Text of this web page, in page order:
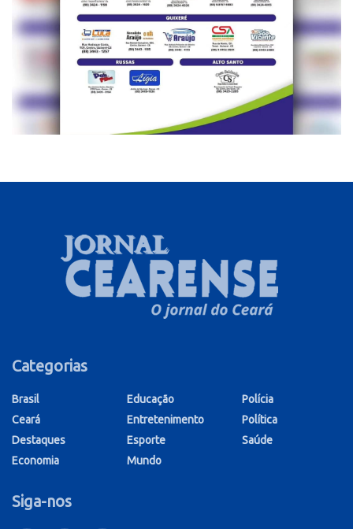
Categorias
Brasil
Ceará
Destaques
Economia
Educação
Entretenimento
Esporte
Mundo
Polícia
Política
Saúde
Siga-nos